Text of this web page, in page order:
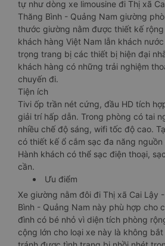
tự như dòng xe limousine đi Thị xã
Thăng Bình - Quảng Nam giường
thước giường nằm được thiết kế
khách hàng Việt Nam lẫn khách
trọng trang bị các thiết bị hiện đại
khách hàng có những trải nghiệm
chuyến đi.
Tiện ích
Tivi ốp trần nét cứng, đầu HD tích
giải trí hấp dẫn. Trong phòng có tai
nhiều chế độ sáng, wifi tốc độ cao.
có thiết kế ổ cắm sạc đa năng
Hành khách có thể sạc điện thoại,
cần.
Ưu điểm
Xe giường nằm đôi đi Thị xã Cai Lậy
Bình - Quảng Nam này phù hợp cho
đình có bé nhỏ vì diện tích phòng
cộng lớn cho loại xe này là không